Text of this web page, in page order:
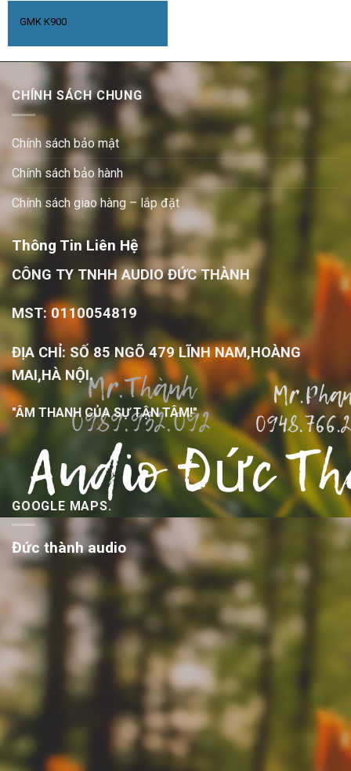
GMK K900
CHÍNH SÁCH CHUNG
Chính sách bảo mật
Chính sách bảo hành
Chính sách giao hàng – lắp đặt
Thông Tin Liên Hệ
CÔNG TY TNHH AUDIO ĐỨC THÀNH
MST: 0110054819
ĐỊA CHỈ: SỐ 85 NGÕ 479 LĨNH NAM,HOÀNG
MAI,HÀ NỘI.
"ÂM THANH CỦA SỰ TẬN TÂM!"
GOOGLE MAPS.
Đức thành audio